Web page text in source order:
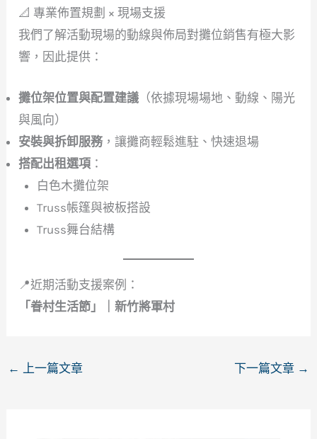
📐 專業佈置規劃 × 現場支援
我們了解活動現場的動線與佈局對攤位銷售有極大影
響，因此提供：
攤位架位置與配置建議 （依據現場場地、動線、陽光
與風向）
安裝與拆卸服務，讓攤商輕鬆進駐、快速退場
搭配出租選項 ：
白色木攤位架
Truss帳篷與被板搭設
Truss舞台結構
📍近期活動支援案例：
「眷村生活節」｜新竹將軍村
← 上一篇文章 下一篇文章 →